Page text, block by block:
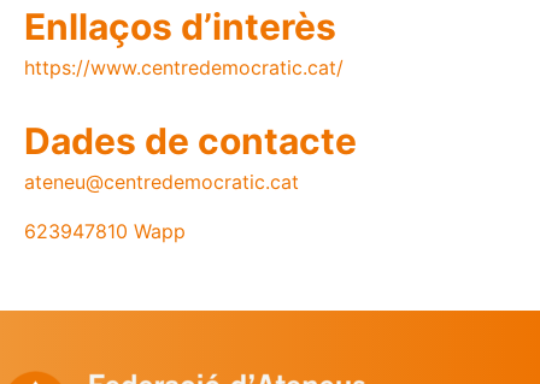
Enllaços d’interès
https://www.centredemocratic.cat/
Dades de contacte
ateneu@centredemocratic.cat
623947810 Wapp